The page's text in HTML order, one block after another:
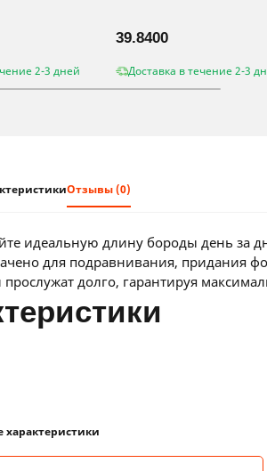
2-3 дней
39.8400
Доставка в течение 2-3
Отзывы (0)
идеальную длину бороды день за
для подравнивания, придания
прослужат долго, гарантируя
характеристики